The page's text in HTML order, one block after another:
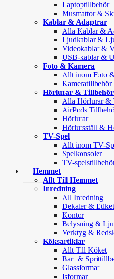
Laptoptillbehör
Musmattor &
Kablar & Adaptrar
Alla Kablar &
Ljudkablar &
Videokablar &
USB-kablar &
Foto & Kamera
Allt inom Foto
Kameratillbehör
Hörlurar & Tillbehör
Alla Hörlurar &
AirPods
Hörlurar
Hörlursställ &
TV-Spel
Allt inom TV-
Spelkonsoler
TV-
Hemmet
Allt Till Hemmet
Inredning
All Inredning
Dekaler &
Kontor
Belysning &
Verktyg &
Köksartiklar
Allt Till Köket
Bar- &
Glassformar
Isformar